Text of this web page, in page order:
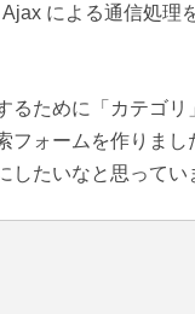
による通信処理
るために「カテゴリ
フォームを作りまし
したいなと思ってい